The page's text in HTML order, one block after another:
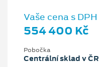
Vaše cena s DPH
554 400 Kč
Pobočka
Centrální sklad v ČR